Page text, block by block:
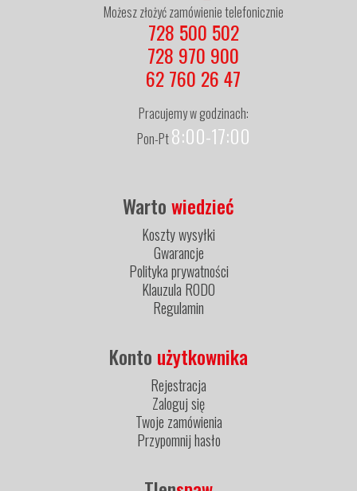
Możesz złożyć zamówienie telefonicznie
728 500 502
728 970 900
62 760 26 47
Pracujemy w godzinach:
Pon-Pt8:00-17:00
Wartowiedzieć
Koszty wysyłki
Gwarancje
Polityka prywatności
Klauzula RODO
Regulamin
Konto użytkownika
Rejestracja
Zaloguj się
Twoje zamówienia
Przypomnij hasło